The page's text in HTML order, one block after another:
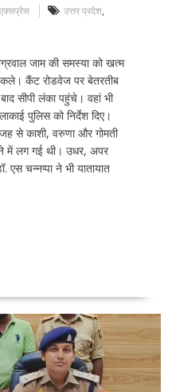
उत्तर प्रदेश,
जाम की समस्या को खत्म
कैंट रोडवेज पर बेतरतीब
सीपी लंका पहुंचे। वहां भी
पुलिस को निर्देश दिए।
से काशी, वरुणा और गोमती
में लग गई थी। उधर, अपर
चन्नप्पा ने भी यातायात